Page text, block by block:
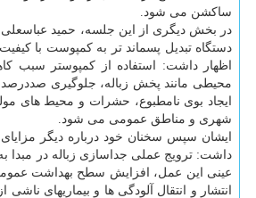
ساکشن می شود.
در بخش دیگری از این جلسه، حمید عباسعلی
دستگاه تبدیل پسماند تر به کمپوست با
اظهار داشت: استفاده از کمپوستر سبب
محیطی مانند پخش زباله، جلوگیری
ایجاد بوی نامطبوع، حشرات و محیط های
شهری و مناطق عمومی می شود.
ایشان سپس سخنان خود درباره دیگر
داشت: ترویج عملی جداسازی زباله در مبدا
عینی این عمل، افزایش سطح بهداشت
انتشار و انتقال آلودگی ها و بیماریهای